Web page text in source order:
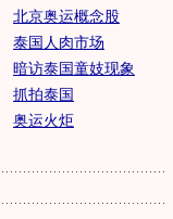
北京奥运概念股
泰国人肉市场
暗访泰国童妓现象
抓拍泰国
奥运火炬